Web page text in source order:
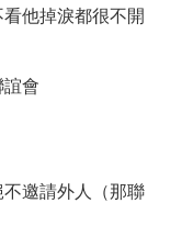
看他掉淚都很不開
會
邀請外人（那聯